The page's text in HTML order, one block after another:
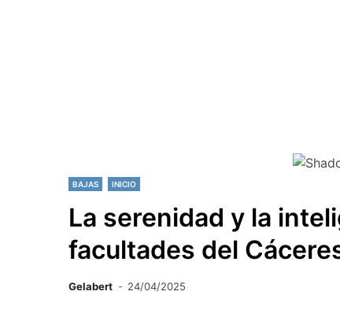
BAJAS INICIO
La serenidad y la
facultades del
Gelabert 24/04/2025